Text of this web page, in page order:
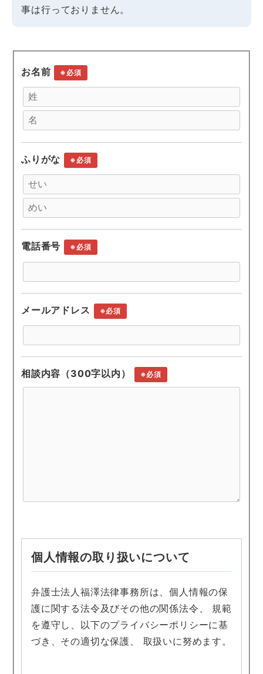
事は行っておりません。
お名前 ※必須
ふりがな ※必須
電話番号 ※必須
メールアドレス ※必須
相談内容（300字以内） ※必須
個人情報の取り扱いについて
弁護士法人福澤法律事務所は、個人情報の保
護に関する法令及びその他の関係法令、 規範
を遵守し、以下のプライバシーポリシーに基
づき、その適切な保護、 取扱いに努めます。